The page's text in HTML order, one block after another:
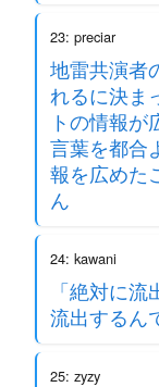
23: preciar
地雷共演者
れるに決ま
トの情報が
言葉を都合
報を広めた
ん
24: kawani
「絶対に
流出するん
25: zyzy